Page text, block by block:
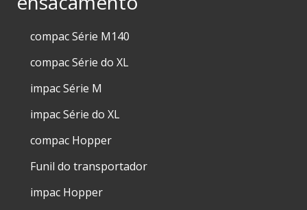
compac Série M140
compac Série do XL
impac Série M
impac Série do XL
compac Hopper
Funil do transportador
impac Hopper